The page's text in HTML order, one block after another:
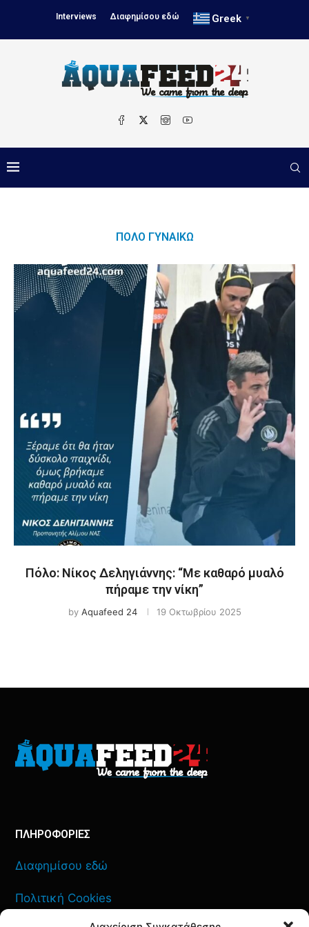
Interviews Διαφημίσου εδώ Greek ▼
ΠΌΛΟ ΓΥΝΑΙΚΏ
Πόλο: Νίκος Δεληγιάννης: “Με καθαρό μυαλό
πήραμε την νίκη”
by Aquafeed 24 19 Οκτωβρίου 2025
ΠΛΗΡΟΦΟΡΙΕΣ
Διαφημίσου εδώ
Πολιτική Cookies